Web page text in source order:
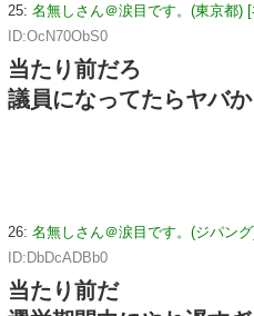
25: 名無しさん＠涙目です。(東京都) [
ID:OcN70ObS0
当たり前だろ
議員になってたらヤバ
26: 名無しさん＠涙目です。(ジパン
ID:DbDcADBb0
当たり前だ